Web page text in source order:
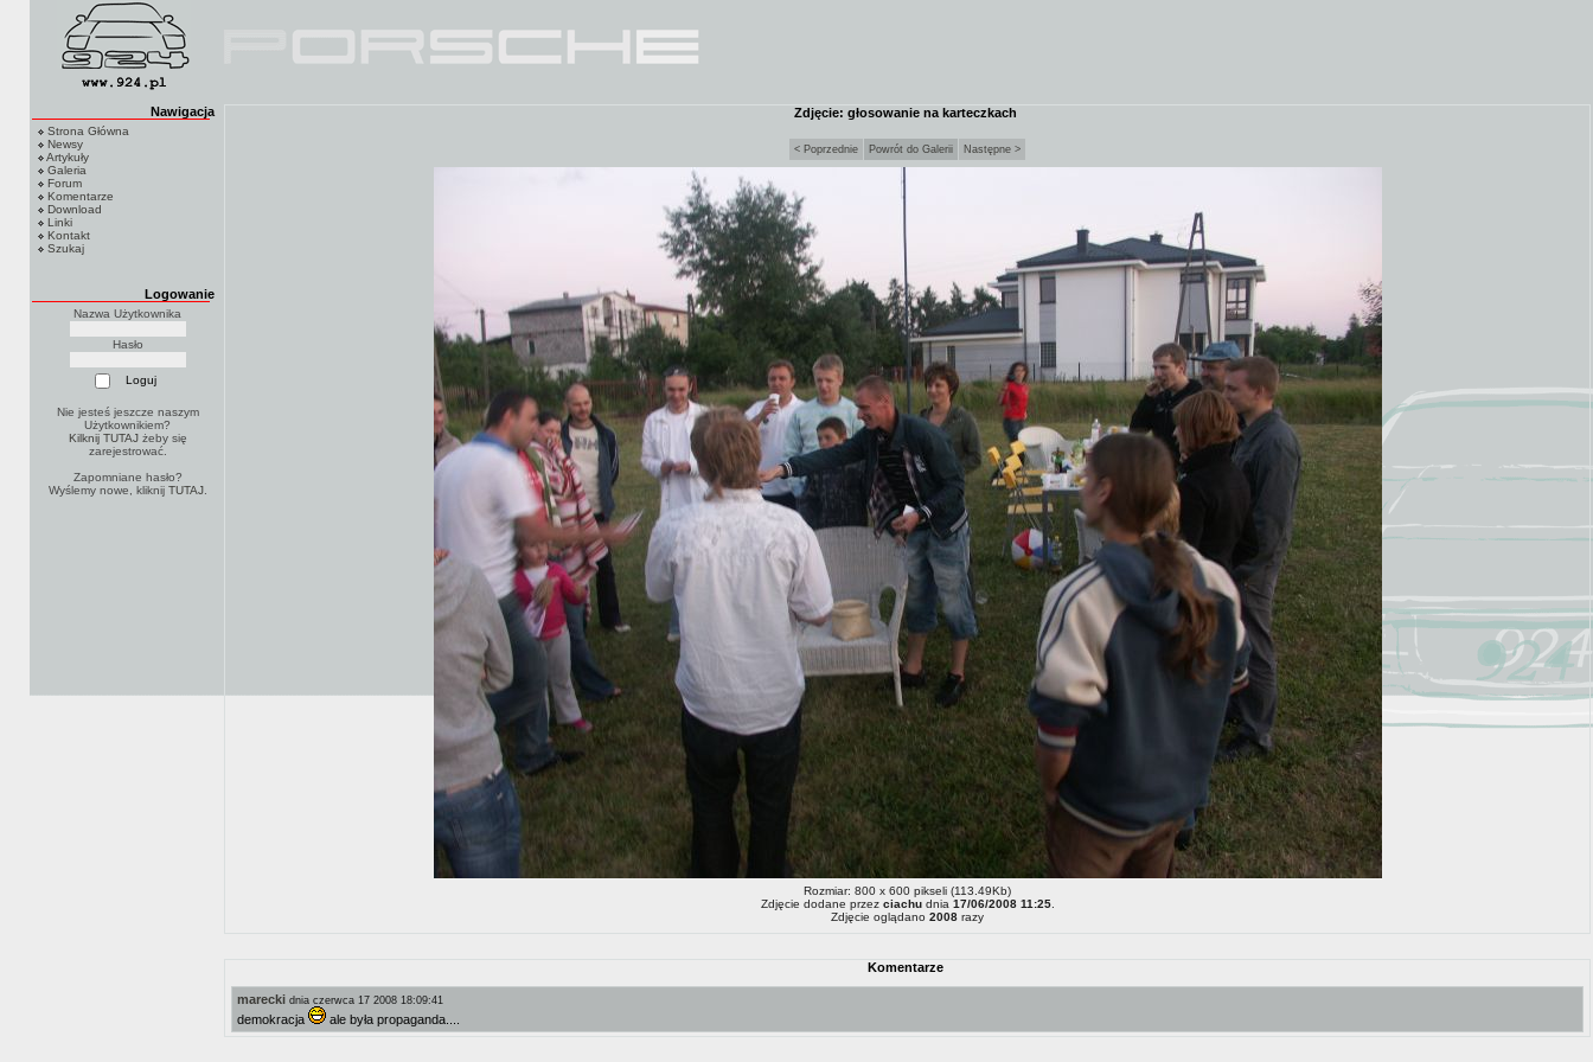
Nawigacja
Strona Główna
Newsy
Artykuły
Galeria
Forum
Komentarze
Download
Linki
Kontakt
Szukaj
Logowanie
Nazwa Użytkownika
Hasło
Nie jesteś jeszcze naszym
Użytkownikiem?
Kilknij TUTAJżeby się
zarejestrować.
Zapomniane hasło?
Wyślemy nowe, kliknij TUTAJ.
Zdjęcie: głosowanie na karteczkach
< Poprzednie Powrót do Galerii Następne >
Rozmiar: 800 x 600 pikseli (113.49Kb)
Zdjęcie dodane przez ciachudnia 17/06/2008 11:25.
Zdjęcie oglądano 2008 razy
Komentarze
marecki dnia czerwca 17 2008 18:09:41
demokracja ale była propaganda....